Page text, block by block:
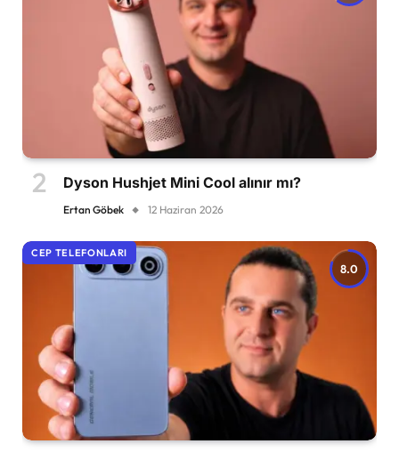
Dyson Hushjet Mini Cool alınır mı?
Ertan Göbek 12 Haziran 2026
8.0
CEP TELEFONLARI